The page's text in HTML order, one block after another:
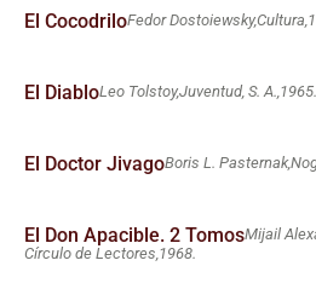
El CocodriloFedor Dostoiewsky,Cultura,
El DiabloLeo Tolstoy,Juventud, S. A.,1965.
El Doctor JivagoBoris L. Pasternak,
El Don Apacible. 2 TomosMijail
Círculo de Lectores, 1968.